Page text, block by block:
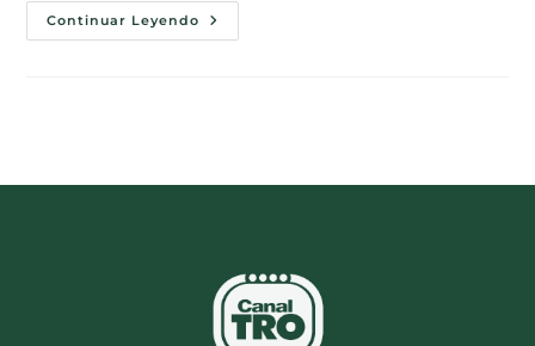
Continuar Leyendo